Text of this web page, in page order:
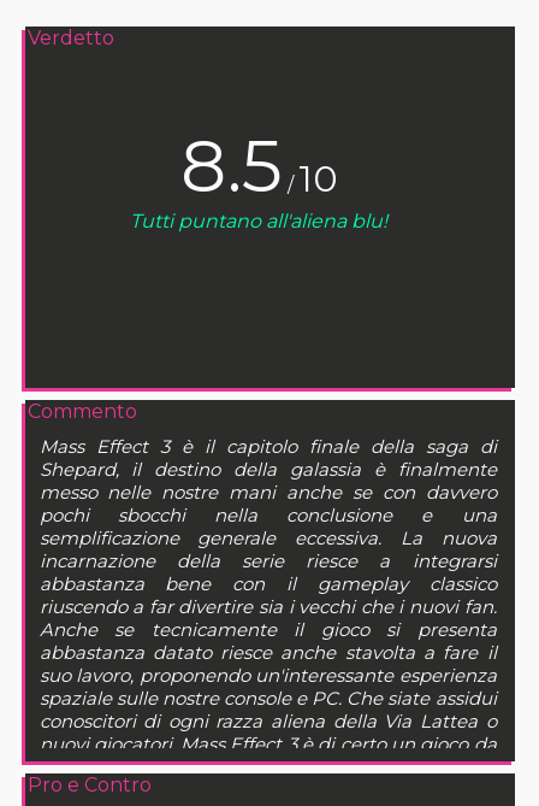
Verdetto
8.5 / 10
Tutti puntano all'aliena blu!
Commento
Mass Effect 3 è il capitolo finale della saga di
Shepard, il destino della galassia è finalmente
messo nelle nostre mani anche se con davvero
pochi sbocchi nella conclusione e una
semplificazione generale eccessiva. La nuova
incarnazione della serie riesce a integrarsi
abbastanza bene con il gameplay classico
riuscendo a far divertire sia i vecchi che i nuovi fan.
Anche se tecnicamente il gioco si presenta
abbastanza datato riesce anche stavolta a fare il
suo lavoro, proponendo un'interessante esperienza
spaziale sulle nostre console e PC. Che siate assidui
conoscitori di ogni razza aliena della Via Lattea o
nuovi giocatori, Mass Effect 3 è di certo un gioco da
avere nella propria collezione.
Pro e Contro